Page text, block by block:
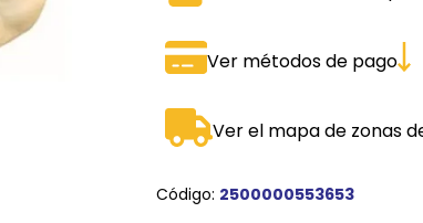
Ver métodos de pago
Ver el mapa de zonas
Código: 2500000553653